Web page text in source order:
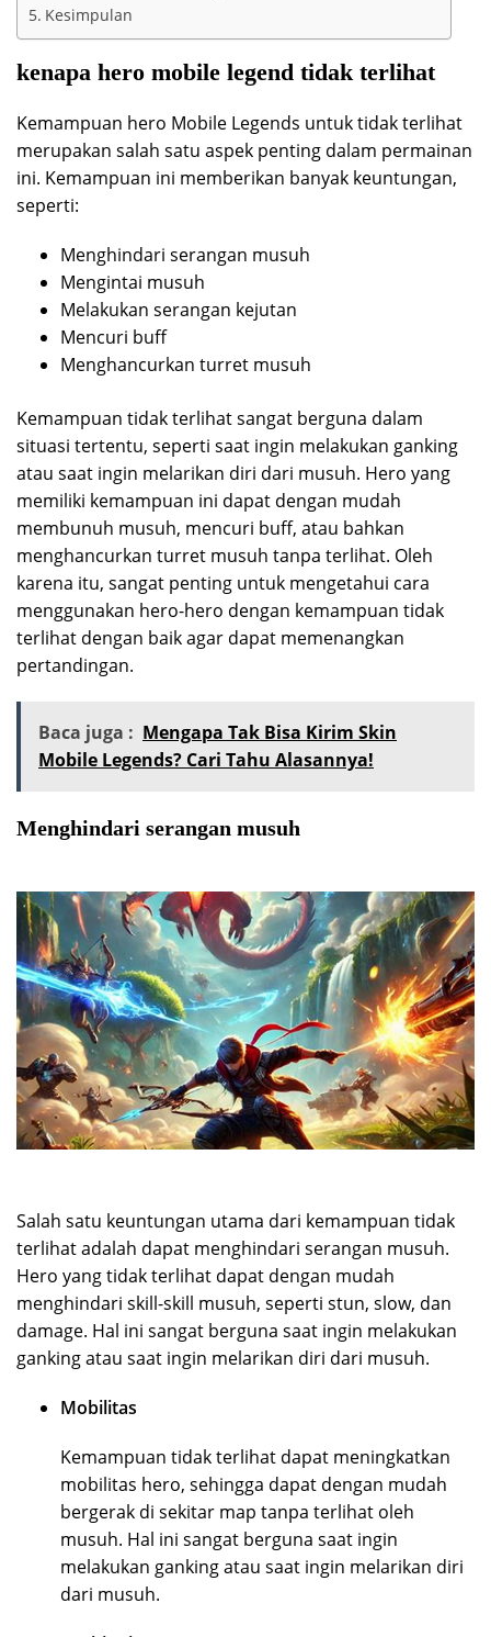
Kesimpulan
kenapa hero mobile legend tidak terlihat
Kemampuan hero Mobile Legends untuk tidak terlihat
merupakan salah satu aspek penting dalam permainan
ini. Kemampuan ini memberikan banyak keuntungan,
seperti:
Menghindari serangan musuh
Mengintai musuh
Melakukan serangan kejutan
Mencuri buff
Menghancurkan turret musuh
Kemampuan tidak terlihat sangat berguna dalam
situasi tertentu, seperti saat ingin melakukan ganking
atau saat ingin melarikan diri dari musuh. Hero yang
memiliki kemampuan ini dapat dengan mudah
membunuh musuh, mencuri buff, atau bahkan
menghancurkan turret musuh tanpa terlihat. Oleh
karena itu, sangat penting untuk mengetahui cara
menggunakan hero-hero dengan kemampuan tidak
terlihat dengan baik agar dapat memenangkan
pertandingan.
Baca juga : Mengapa Tak Bisa Kirim Skin
Mobile Legends? Cari Tahu Alasannya!
Menghindari serangan musuh
Salah satu keuntungan utama dari kemampuan tidak
terlihat adalah dapat menghindari serangan musuh.
Hero yang tidak terlihat dapat dengan mudah
menghindari skill-skill musuh, seperti stun, slow, dan
damage. Hal ini sangat berguna saat ingin melakukan
ganking atau saat ingin melarikan diri dari musuh.
Mobilitas
Kemampuan tidak terlihat dapat meningkatkan
mobilitas hero, sehingga dapat dengan mudah
bergerak di sekitar map tanpa terlihat oleh
musuh. Hal ini sangat berguna saat ingin
melakukan ganking atau saat ingin melarikan diri
dari musuh.